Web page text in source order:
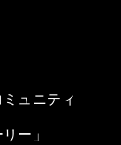
ュニティ
ー」